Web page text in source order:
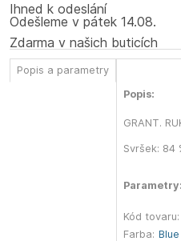
Ihned k odeslání
Odešleme v pátek 14.08.
Zdarma v našich buticích
Popis a parametry
Popis:
GRANT.
Svršek: 84
Parametry:
Kód tovaru:
Farba: